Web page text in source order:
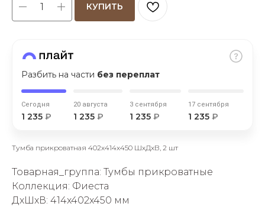
КУПИТЬ
Разбить на части без переплат
Сегодня
1 235 ₽
20 августа
1 235 ₽
3 сентября
1 235 ₽
17 сентября
1 235₽
Тумба прикроватная 402х414х450 ШхДхВ, 2 шт
Товарная_группа: Тумбы прикроватные
Коллекция: Фиеста
ДxШxВ: 414x402x450 мм